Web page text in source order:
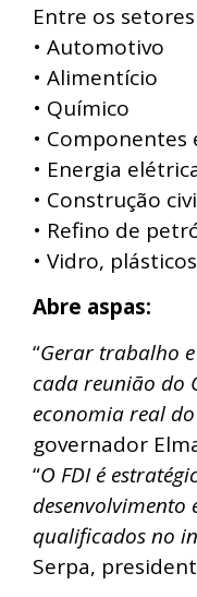
Entre os
• Automotivo
• Alimentício
• Químico
•
• Energia
• Construção
• Refino de
• Vidro,
Abre aspas:
“Gerar trabalho
cada reunião do
economia real
governador
“O FDI é
desenvolvimento
qualificados no
Serpa,